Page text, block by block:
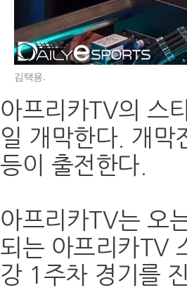
김택용.
아프리카TV의 스
일 개막한다. 개막
등이 출전한다.
아프리카TV는 오
되는 아프리카TV
강 1주차 경기를